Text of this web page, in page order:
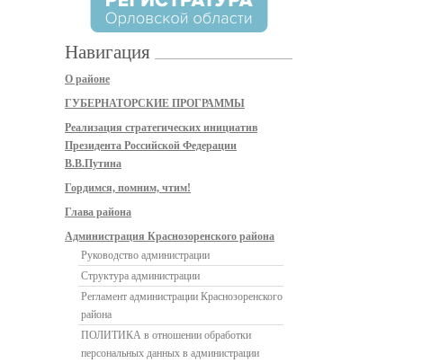
Навигация
О районе
ГУБЕРНАТОРСКИЕ ПРОГРАММЫ
Реализация стратегических инициатив
Президента Российской Федерации
В.В.Путина
Гордимся, помним, чтим!
Глава района
Администрация Краснозоренского района
Руководство администрации
Структура администрации
Регламент администрации Краснозоренского
района
ПОЛИТИКА в отношении обработки
персональных данных в администрации